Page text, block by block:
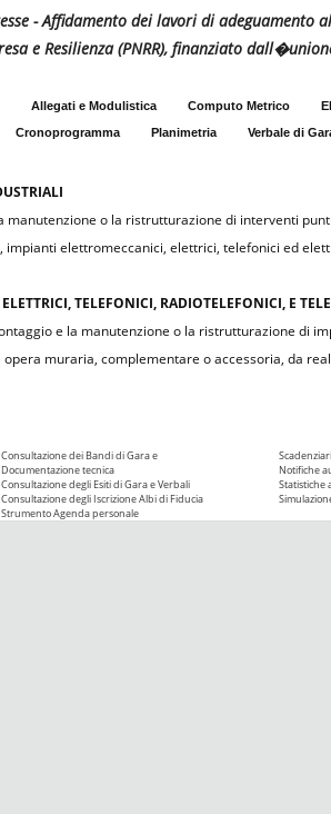
- Affidamento dei lavori di adeguamento
e Resilienza (PNRR), finanziato
Allegati e Modulistica Computo Metrico
Cronoprogramma Planimetria Verbale di
manutenzione o la ristrutturazione di interventi
impianti elettromeccanici, elettrici, telefonici ed
TELEFONICI, RADIOTELEFONICI, E
e la manutenzione o la ristrutturazione di
opera muraria, complementare o accessoria, da
Consultazione dei Bandi di Gara e
Documentazione tecnica
Consultazione degli Esiti di Gara e Verbali
Consultazione degli Iscrizione Albi di Fiducia
Strumento Agenda personale
Notifiche
Statistiche